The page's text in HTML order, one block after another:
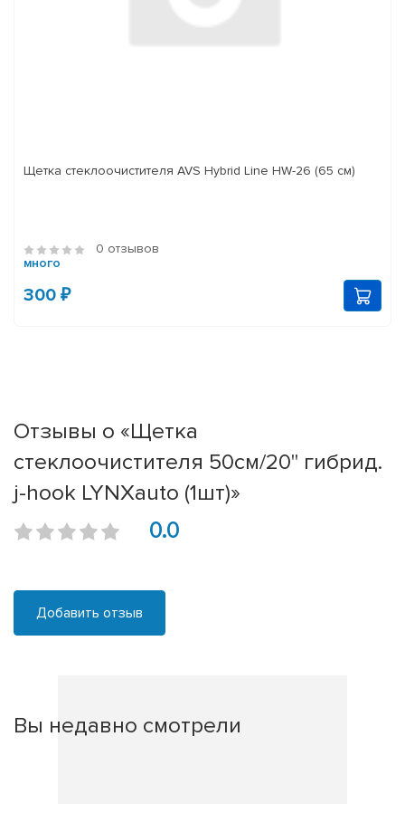
Щетка стеклоочистителя AVS Hybrid Line HW-26 (65 см)
0 отзывов
много
300 ₽
Отзывы о «Щетка
стеклоочистителя 50см/20'' гибрид.
j-hook LYNXauto (1шт)»
0.0
Добавить отзыв
Вы недавно смотрели